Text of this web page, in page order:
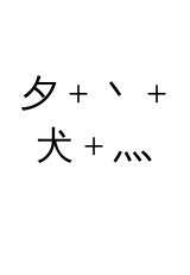
夕 + 丶 +
犬 + 灬